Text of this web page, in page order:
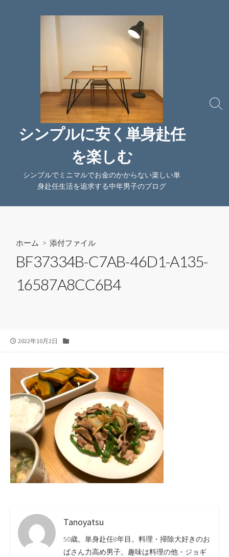
シンプルに安く単身赴任
を楽しむ
シンプルでミニマルでお金のかからない楽しい単
身赴任生活を追求する中年男子のブログ
検
ホーム > 添付ファイル
BF37334B-C7AB-46D1-A135-
16587A8CC6B4
公
2022年10月2日
リ
ー
Tanoyatsu
50歳。単身赴任8年目。料理・掃除大好きのお
ばさん力高め男子。趣味は料理の他・ジョギ